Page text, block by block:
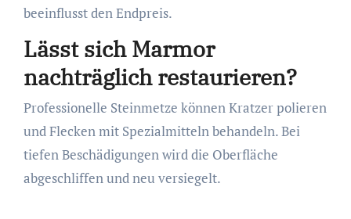
beeinflusst den Endpreis.
Lässt sich Marmor
nachträglich restaurieren?
Professionelle Steinmetze können Kratzer polieren
und Flecken mit Spezialmitteln behandeln. Bei
tiefen Beschädigungen wird die Oberfläche
abgeschliffen und neu versiegelt.